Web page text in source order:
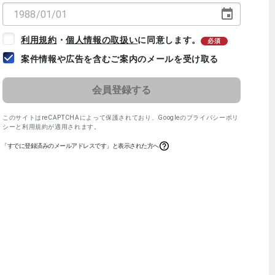
利用規約 ・個人情報の取扱いに同意します。 必須
案件情報や広告を含むご案内のメールを受け取る
このサイトはreCAPTCHAによって保護されており、 Googleのプライバシーポリ
シー と 利用規約が適用されます。
「すでに登録済みのメールアドレスです」と表示された方へ